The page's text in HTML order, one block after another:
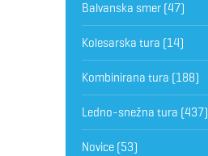
Balvanska smer(47)
Kolesarska tura (14)
Kombinirana tura (188)
Ledno-snežna tura (437)
Novice(53)